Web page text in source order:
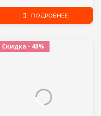
Погружение Путешествия
Использовать Новый
ПОДРОБНЕЕ
Скидка - 48%